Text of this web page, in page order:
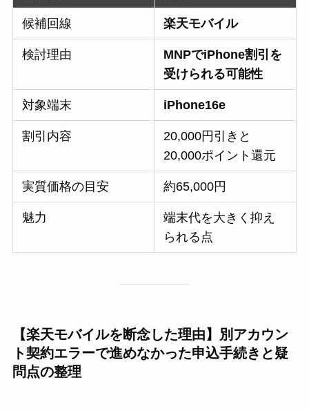
候補回線 楽天モバイル
検討理由
MNPでiPhone割引を
受けられる可能性
対象端末 iPhone16e
割引内容
20,000円引きと
20,000ポイント還元
実質価格の目安 約65,000円
魅力
端末代を大きく抑え
られる点
【楽天モバイルを断念した理由】別アカウン
ト契約エラーで進めなかった申込手続きと疑
問点の整理